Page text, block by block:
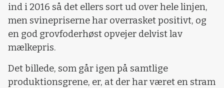
ind i 2016 så det ellers sort ud over hele linjen,
men svinepriserne har overrasket positivt, og
en god grovfoderhøst opvejer delvist lav
mælkepris.
Det billede, som går igen på samtlige
produktionsgrene, er, at der har været en stram